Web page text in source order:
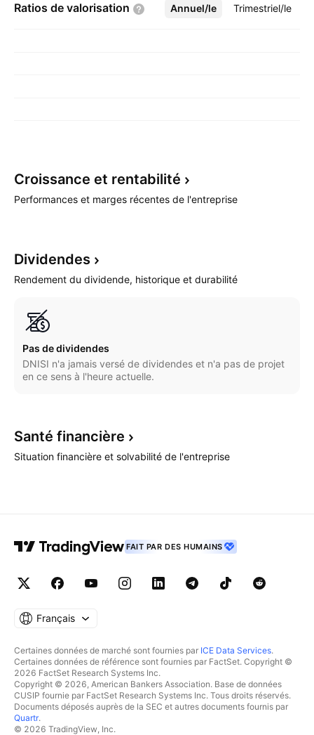
Ratios de valorisation Annuel/le Trimestriel/le
Plus
Croissance et rentabilité
Performances et marges récentes de l'entreprise
Dividendes
Rendement du dividende, historique et durabilité
Pas de dividendes
DNISI n'a jamais versé de dividendes et n'a pas de projet
en ce sens à l'heure actuelle.
Santé financière
Situation financière et solvabilité de l'entreprise
FAIT PAR DES HUMAINS
Français
Certaines données de marché sont fournies par ICE Data Services.
Certaines données de référence sont fournies par FactSet. Copyright ©
2026 FactSet Research Systems Inc.
Copyright © 2026, American Bankers Association. Base de données
CUSIP fournie par FactSet Research Systems Inc. Tous droits réservés.
Documents déposés auprès de la SEC et autres documents fournis par
Quartr.
© 2026 TradingView, Inc.